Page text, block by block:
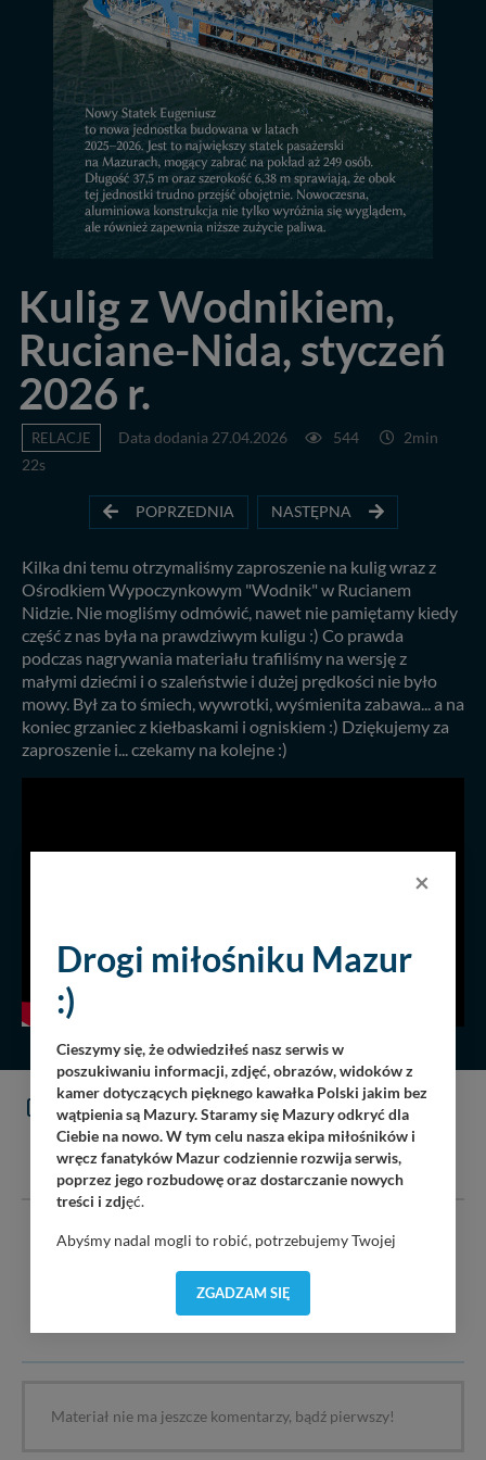
Kulig z Wodnikiem,
Ruciane-Nida, styczeń
2026 r.
RELACJE Data dodania 27.04.2026 544
2min
22s
POPRZEDNIA NASTĘPNA
Kilka dni temu otrzymaliśmy zaproszenie na kulig wraz z
Ośrodkiem Wypoczynkowym "Wodnik" w Rucianem
Nidzie. Nie mogliśmy odmówić, nawet nie pamiętamy kiedy
część z nas była na prawdziwym kuligu :) Co prawda
podczas nagrywania materiału trafiliśmy na wersję z
małymi dziećmi i o szaleństwie i dużej prędkości nie było
mowy. Był za to śmiech, wywrotki, wyśmienita zabawa... a na
koniec grzaniec z kiełbaskami i ogniskiem :) Dziękujemy za
zaproszenie i... czekamy na kolejne :)
KOMENTARZE (0)
DODAJ KOMENTARZ
Serwis mazury24.eu nie ponosi odpowiedzialności za treść
tematem, wulgarne, obraźliwe, naruszające prawo będą
Materiał nie ma jeszcze komentarzy, bądź pierwszy!
×
Drogi miłośniku Mazur
:)
Cieszymy się, że odwiedziłeś nasz serwis w
poszukiwaniu informacji, zdjęć, obrazów, widoków z
kamer dotyczących pięknego kawałka Polski jakim bez
wątpienia są Mazury. Staramy się Mazury odkryć dla
Ciebie na nowo. W tym celu nasza ekipa miłośników i
wręcz fanatyków Mazur codziennie rozwija serwis,
poprzez jego rozbudowę oraz dostarczanie nowych
treści i zdjęć.
Abyśmy nadal mogli to robić, potrzebujemy Twojej
dostosować do Twoich preferencji. Twoje dane (w tym
pliki cookies) będą zapisywane w celu usprawnienia
zmieniać zakresu naszych uprawnień. Twoje dane są u
ZGADZAM SIĘ